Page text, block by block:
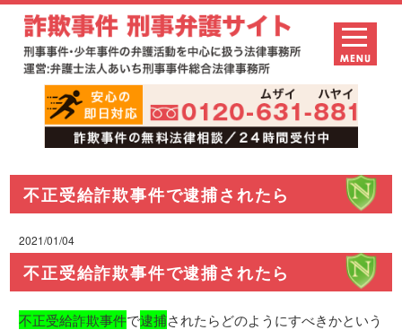
不正受給詐欺事件で逮捕されたら
2021/01/04
不正受給詐欺事件で逮捕されたら
不正受給詐欺事件で逮捕されたらどのようにすべきかという